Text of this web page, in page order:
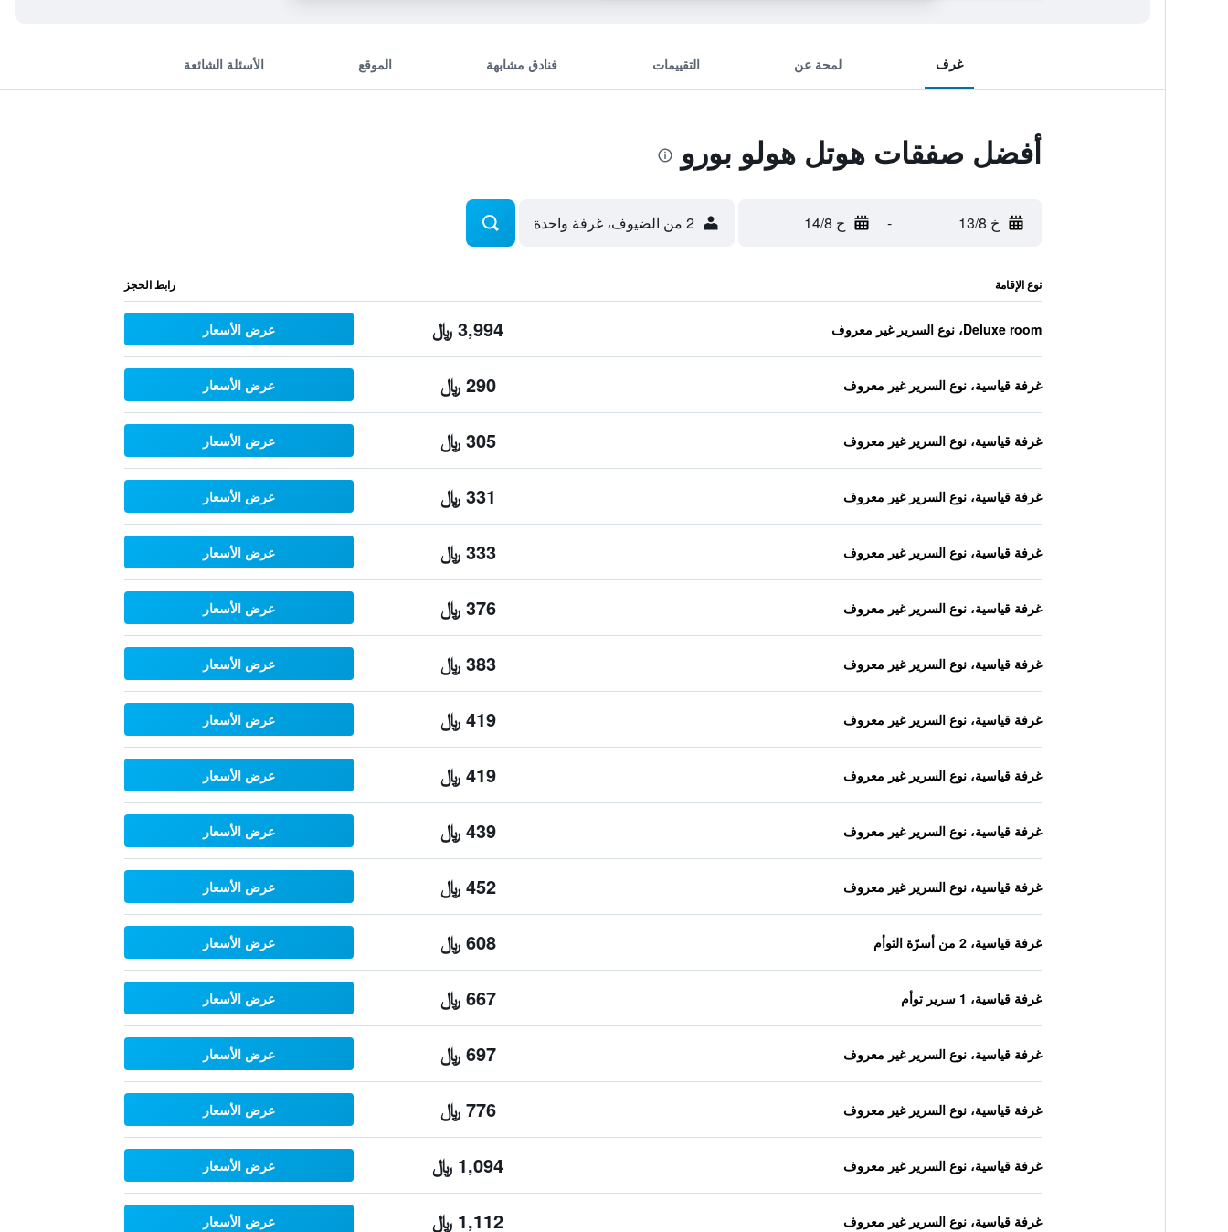
غرف لمحة عن التقييمات فنادق مشابهة الموقع الأسئلة الشائعة
أفضل صفقات هوتل هولو بورو
خ 13/8 - ج 14/8 2 من الضيوف، غرفة واحدة
نوع الإقامة رابط الحجز
Deluxe room، نوع السرير غير معروف 3,994 ﷼ عرض الأسعار
غرفة قياسية، نوع السرير غير معروف 290 ﷼ عرض الأسعار
غرفة قياسية، نوع السرير غير معروف 305 ﷼ عرض الأسعار
غرفة قياسية، نوع السرير غير معروف 331 ﷼ عرض الأسعار
غرفة قياسية، نوع السرير غير معروف 333 ﷼ عرض الأسعار
غرفة قياسية، نوع السرير غير معروف 376 ﷼ عرض الأسعار
غرفة قياسية، نوع السرير غير معروف 383 ﷼ عرض الأسعار
غرفة قياسية، نوع السرير غير معروف 419 ﷼ عرض الأسعار
غرفة قياسية، نوع السرير غير معروف 419 ﷼ عرض الأسعار
غرفة قياسية، نوع السرير غير معروف 439 ﷼ عرض الأسعار
غرفة قياسية، نوع السرير غير معروف 452 ﷼ عرض الأسعار
غرفة قياسية، 2 من أسرّة التوأم 608 ﷼ عرض الأسعار
غرفة قياسية، 1 سرير توأم 667 ﷼ عرض الأسعار
غرفة قياسية، نوع السرير غير معروف 697 ﷼ عرض الأسعار
غرفة قياسية، نوع السرير غير معروف 776 ﷼ عرض الأسعار
غرفة قياسية، نوع السرير غير معروف 1,094 ﷼ عرض الأسعار
غرفة قياسية، نوع السرير غير معروف 1,112 ﷼ عرض الأسعار